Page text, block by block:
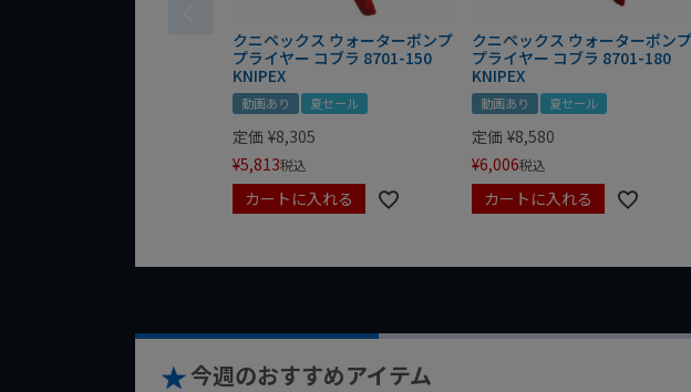
クニペックス ウォーターポンプ
プライヤー コブラ 8701-150
KNIPEX
動画あり 夏セール
定価 ¥8,305
¥5,813税込
カートに入れる
クニペックス ウォーターポンプ
プライヤー コブラ 8701-180
KNIPEX
動画あり 夏セール
定価 ¥8,580
¥6,006税込
カートに入れる
今週のおすすめアイテム